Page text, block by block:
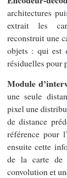
architectures
extrait les
reconstruit une
objets : qui est
résiduelles pour
Module
une seule
pixel une
de distance
référence pour
ensuite cette
de la carte de
convolution et